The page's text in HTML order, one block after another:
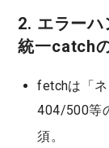
2. エラー
統一catch
fetchは「ネ
404/500等
須。